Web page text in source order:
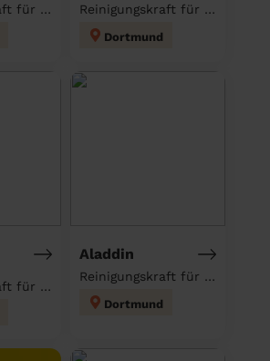
Reinigungskraft für deinen Haushalt Reinigungskraft für deinen Haushalt
Dortmund
Reinigungskraft für deinen Haushalt
Aladdin
Reinigungskraft für deinen Haushalt
Dortmund